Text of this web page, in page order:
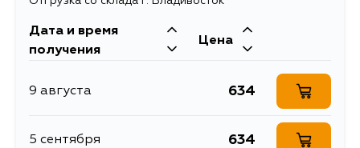
Дата и время
получения
Цена
9 августа 634
5 сентября 634